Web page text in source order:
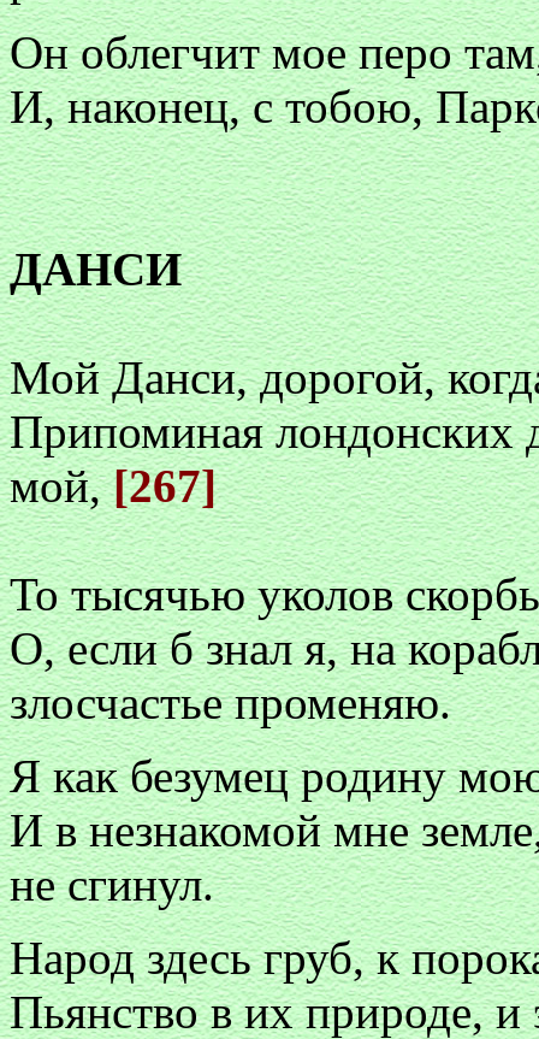
Он облегчит мое перо
И, наконец, с тобою,
ДАНСИ
Мой Данси, дорогой,
Припоминая лондонских
мой, [267]
То тысячью уколов
О, если б знал я, на
злосчастье променяю.
Я как безумец родину
И в незнакомой мне
не сгинул.
Народ здесь груб, к
Пьянство в их природе,